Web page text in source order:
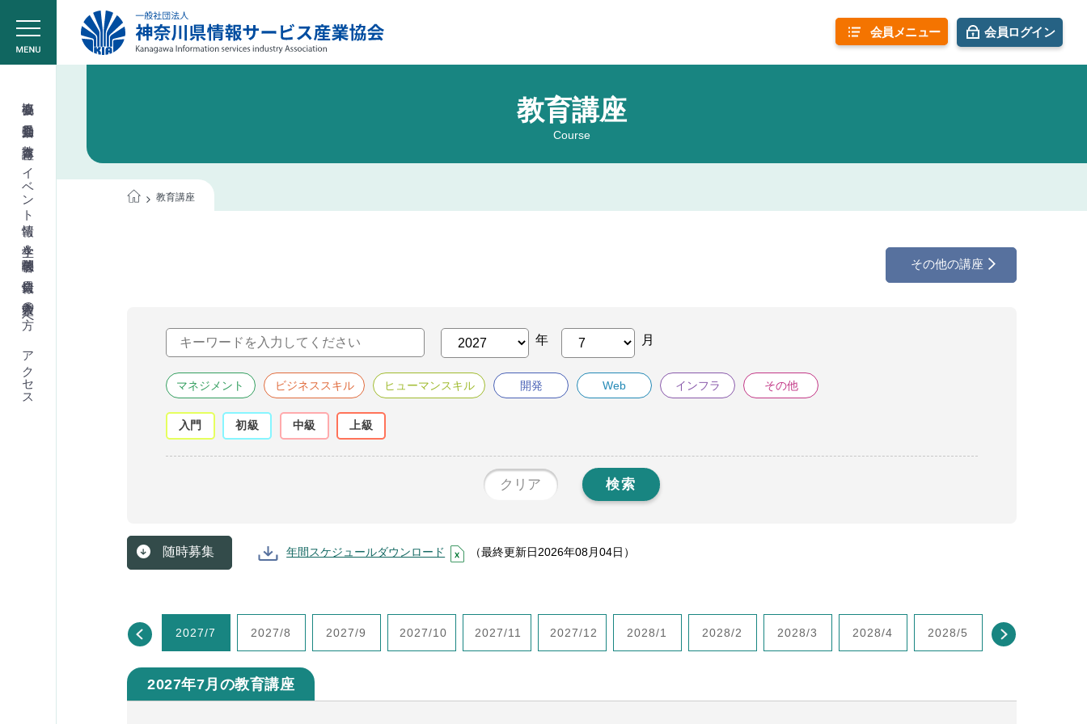
会員 メニュー 会員ログイン
イベント情報
学生＆学校関係者
入会希望の方へ
アクセス
教育講座
Course
教育講座
その他の講座
マネジメント ビジネススキル ヒューマンスキル 開発 Web インフラ その他
入門 初級 中級 上級
クリア 検索
随時募集 年間スケジュールダウンロード （最終更新日2026年08月04日）
2027/6 2027/7 2027/8 2027/9 2027/10 2027/11 2027/12 2028/1 2028/2 2028/3 2028/4 2028/5 2028/6
2027年7月の教育講座